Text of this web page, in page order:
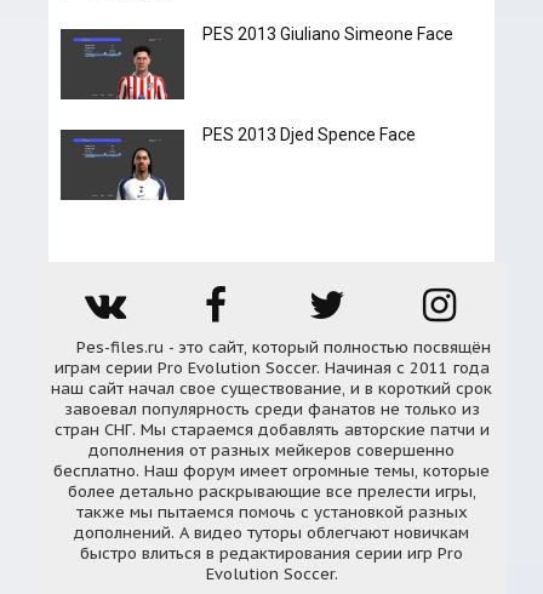
PES 2013 Giuliano Simeone Face
PES 2013 Djed Spence Face
Pes-files.ru - это сайт, который полностью посвящён
играм серии Pro Evolution Soccer. Начиная с 2011 года
наш сайт начал свое существование, и в короткий срок
завоевал популярность среди фанатов не только из
стран СНГ. Мы стараемся добавлять авторские патчи и
дополнения от разных мейкеров совершенно
бесплатно. Наш форум имеет огромные темы, которые
более детально раскрывающие все прелести игры,
также мы пытаемся помочь с установкой разных
дополнений. А видео туторы облегчают новичкам
быстро влиться в редактирования серии игр Pro
Evolution Soccer.